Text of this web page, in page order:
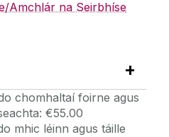
Amchlár na Seirbhíse
chomhaltaí foirne agus
€55.00
mhic léinn agus táille